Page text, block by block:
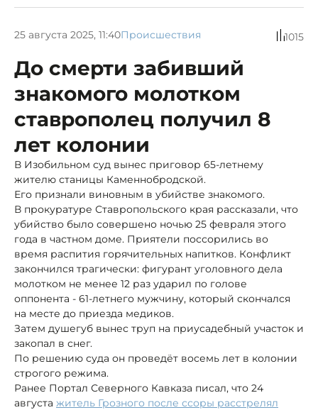
25 августа 2025, 11:40Происшествия 1015
До смерти забивший
знакомого молотком
ставрополец получил 8
лет колонии
В Изобильном суд вынес приговор 65-летнему
жителю станицы Каменнобродской.
Его признали виновным в убийстве знакомого.
В прокуратуре Ставропольского края рассказали, что
убийство было совершено ночью 25 февраля этого
года в частном доме. Приятели поссорились во
время распития горячительных напитков. Конфликт
закончился трагически: фигурант уголовного дела
молотком не менее 12 раз ударил по голове
оппонента - 61-летнего мужчину, который скончался
на месте до приезда медиков.
Затем душегуб вынес труп на приусадебный участок и
закопал в снег.
По решению суда он проведёт восемь лет в колонии
строгого режима.
Ранее Портал Северного Кавказа писал, что 24
августа житель Грозного после ссоры расстрелял